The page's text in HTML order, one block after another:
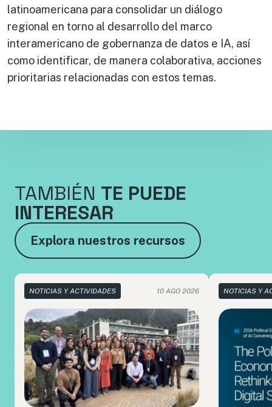
latinoamericana para consolidar un diálogo
regional en torno al desarrollo del marco
interamericano de gobernanza de datos e IA, así
como identificar, de manera colaborativa, acciones
prioritarias relacionadas con estos temas.
TAMBIÉN TE PUEDE
INTERESAR
Explora nuestros recursos
NOTICIAS Y ACTIVIDADES 10 AGO 2026 NOTICIAS Y